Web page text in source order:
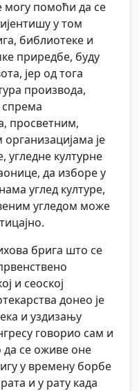
могу помоћи да се
у том
библиотеке и
приредбе, буду
јер од тога
производа,
просветним,
је
угледне културне
да изборе у
углед културе,
угледом може
брига што се
и сеоској
донео је
и уздизању
говорио сам и
се оживе оне
у времену борбе
и у рату када